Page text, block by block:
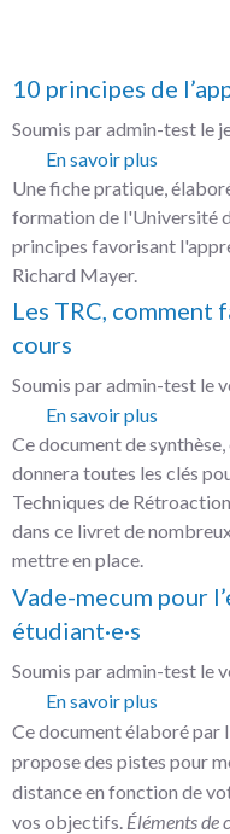
10 principes de
Soumis paradmin-test le
En savoir plus
10
de
Une fiche pratique,
formation de l'Université
principes favorisant
Richard Mayer.
Les TRC, comment
cours
Soumis paradmin-test le
En savoir plus
Les
TRC,
faire
mes
Ce document de
donnera toutes les clés
Techniques de
dans ce livret de
mettre en place.
Vade-mecum pour
étudiant·e·s
Soumis paradmin-test le
En savoir plus
Vade-
mecum
pour
Ce document élaboré par
propose des pistes pour
distance en fonction de
vos objectifs. Éléments de